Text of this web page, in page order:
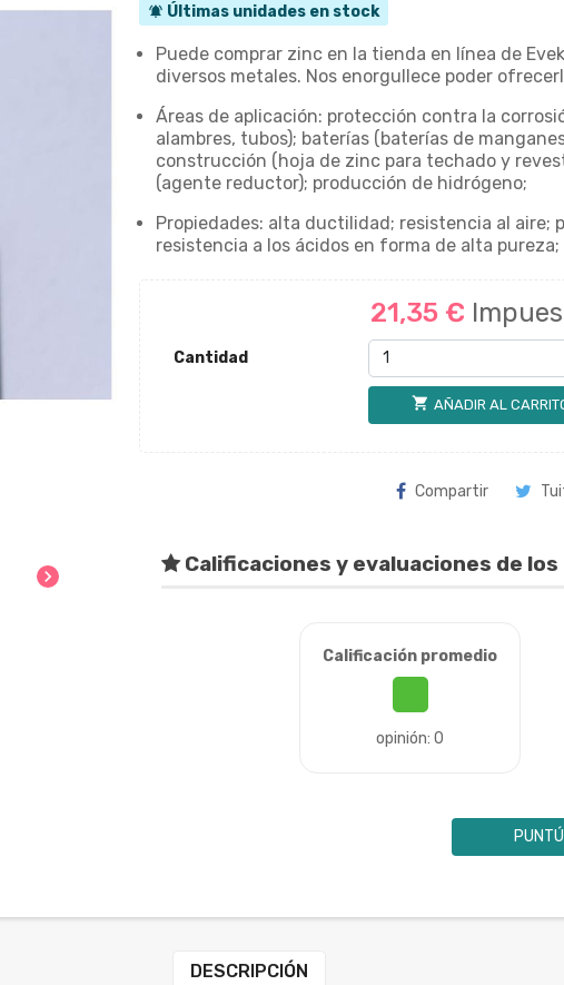
chevron_right
notifications_active Últimas unidades en stock
Puede comprar zinc en la tienda en línea de
diversos metales. Nos enorgullece poder
Áreas de aplicación: protección contra la
alambres, tubos); baterías (baterías de
construcción (hoja de zinc para techado y
(agente reductor); producción de hidrógeno;
Propiedades: alta ductilidad; resistencia al aire;
resistencia a los ácidos en forma de alta
21,35 €
Cantidad
shopping_cart AÑADIR AL
Compartir
Calificaciones y evaluaciones de
Calificación promedio
opinión: 0
DESCRIPCIÓN